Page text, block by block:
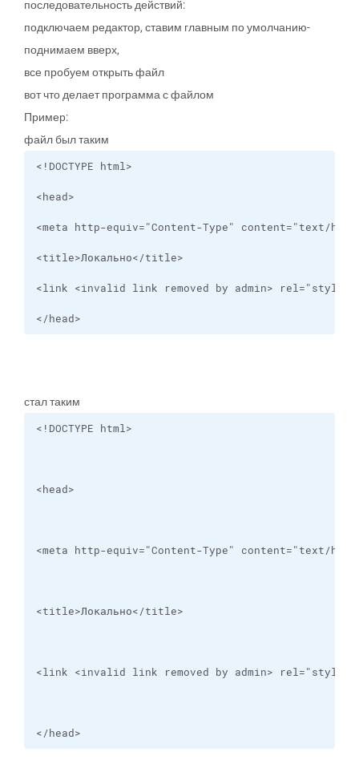
последовательность действий:
подключаем редактор, ставим главным по умолчанию-
поднимаем вверх,
все пробуем открыть файл
вот что делает программа с файлом
Пример:
файл был таким
</head>
стал таким
</head>